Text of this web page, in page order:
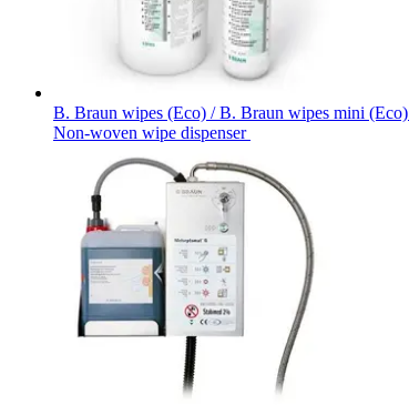
B. Braun wipes (Eco) / B. Braun wipes mini
Non-woven wipe dispenser